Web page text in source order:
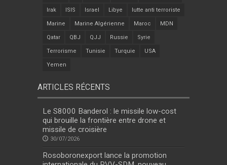
Irak ISIS Israel Libye lutte anti terroriste
Marine Marine Algérienne Maroc MDN
Qatar QBJ QJJ Russie Syrie
Terrorisme Tunisie Turquie USA
Yemen
ARTICLES RÉCENTS
Le S8000 Banderol : le missile low-cost
qui brouille la frontière entre drone et
missile de croisière
30/07/2026
Rosoboronexport lance la promotion